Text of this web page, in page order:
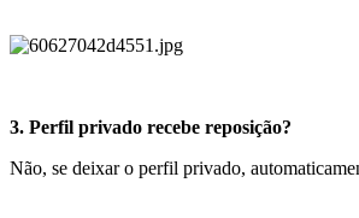
3. Perfil privado recebe reposição?
Não, se deixar o perfil privado,